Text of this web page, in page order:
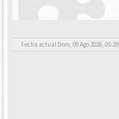
Fecha actual Dom, 09 Ago 2026, 05:29